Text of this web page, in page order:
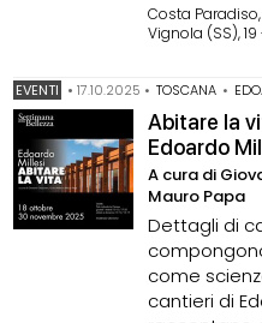
Costa
Vignola (SS),
EVENTI •17.10.2025 • TOSCANA •
Abitare la
Edoardo
A cura di
Mauro Papa
Dettagli di
come
cantieri di